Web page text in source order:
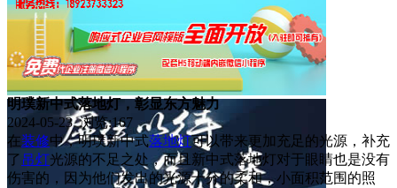
明璞新中式落地灯，彰显东方魅力
2024-05-23 浏览:167
在装修中，明璞新中式落地灯可以带来更加充足的光源，补充
了 吊灯光源的不足之处，而且新中式落地灯对于眼睛也是没有
伤害的，因为他们发出的光源十分的柔和，小面积范围的照